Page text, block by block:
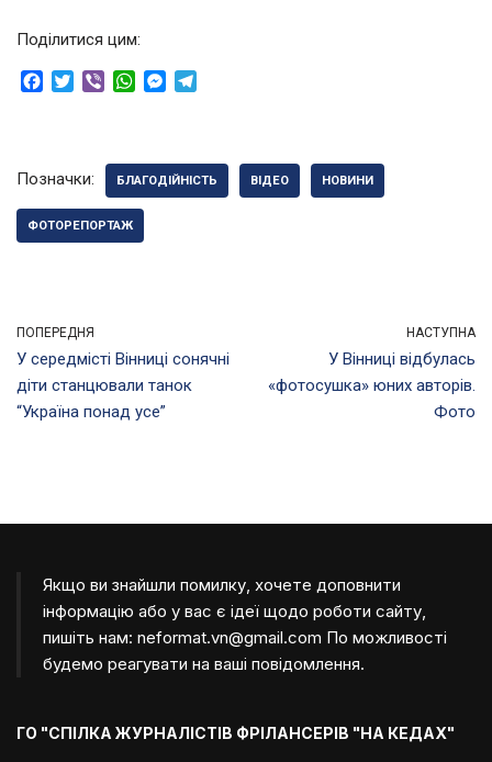
Поділитися цим:
o
o
k
e
r
r
W
s
A
p
p
M
e
n
g
r
Позначки: БЛАГОДІЙНІСТЬ ВІДЕО НОВИНИ
ФОТОРЕПОРТАЖ
ПОПЕРЕДНЯ
У середмісті Вінниці сонячні
діти станцювали танок
“Україна понад усе”
НАСТУПНА
У Вінниці відбулась
«фотосушка» юних авторів.
Фото
Якщо ви знайшли помилку, хочете доповнити
інформацію або у вас є ідеї щодо роботи сайту,
пишіть нам: neformat.vn@gmail.com По можливості
будемо реагувати на ваші повідомлення.
ГО "СПІЛКА ЖУРНАЛІСТІВ ФРІЛАНСЕРІВ "НА КЕДАХ"